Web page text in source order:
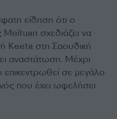
είδηση ότι ο
Meituan σχεδιάζει να
Keeta στη Σαουδική
αναστάτωση. Μέχρι
επικεντρωθεί σε μεγάλο
που έχει ωφελήσει